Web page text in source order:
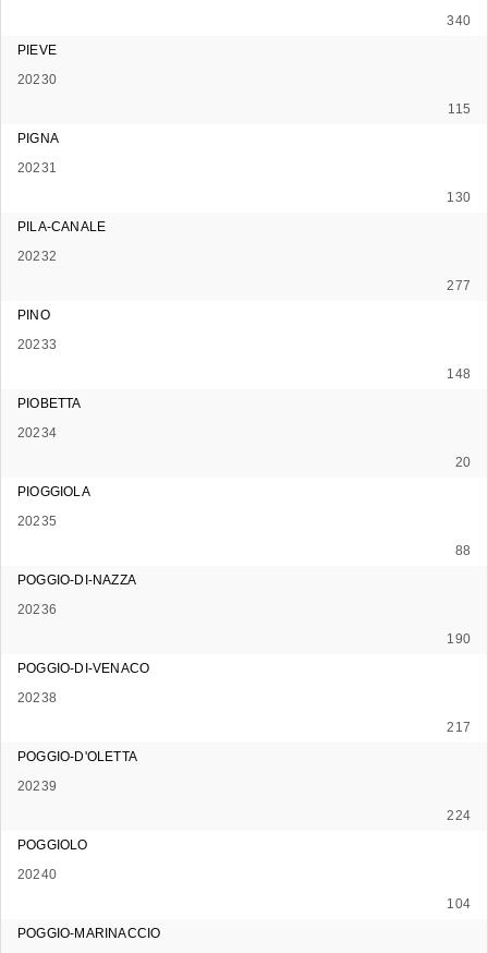
340
PIEVE
20230
115
PIGNA
20231
130
PILA-CANALE
20232
277
PINO
20233
148
PIOBETTA
20234
20
PIOGGIOLA
20235
88
POGGIO-DI-NAZZA
20236
190
POGGIO-DI-VENACO
20238
217
POGGIO-D'OLETTA
20239
224
POGGIOLO
20240
104
POGGIO-MARINACCIO